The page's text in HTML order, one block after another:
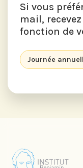
Si vous
mail,
fonction de
Journée